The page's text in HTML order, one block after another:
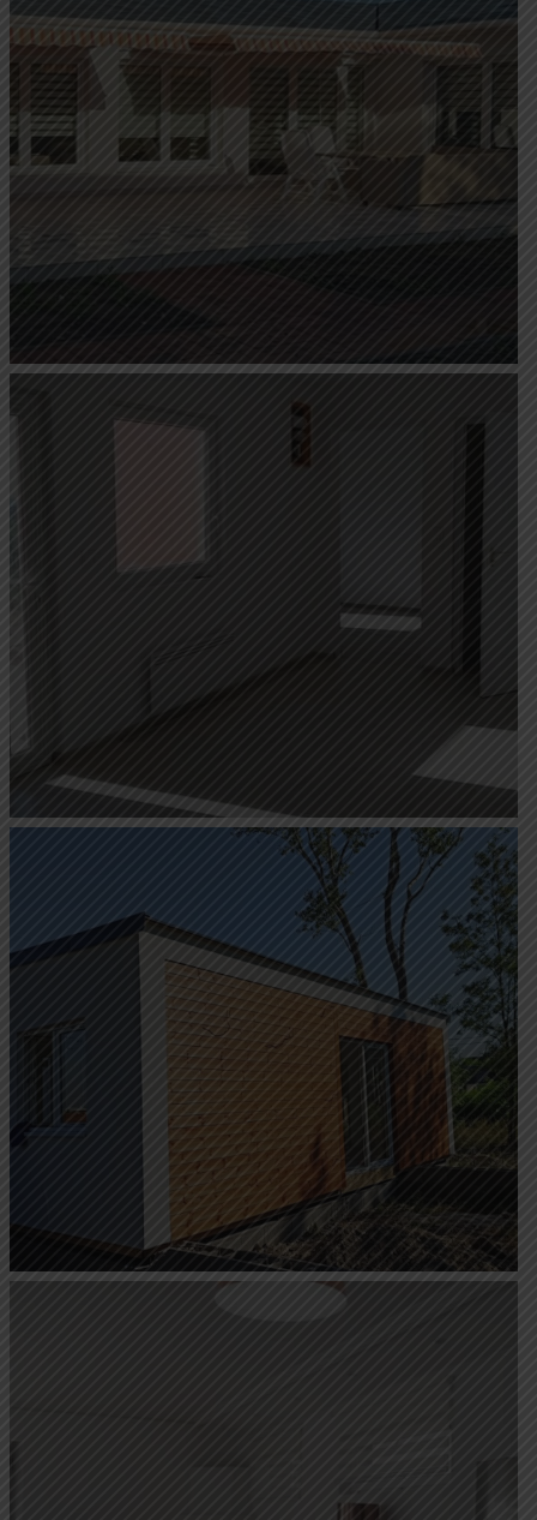
Könnyűszerkezetes ház
Négy évszakos mobilház
Fa mobilházak